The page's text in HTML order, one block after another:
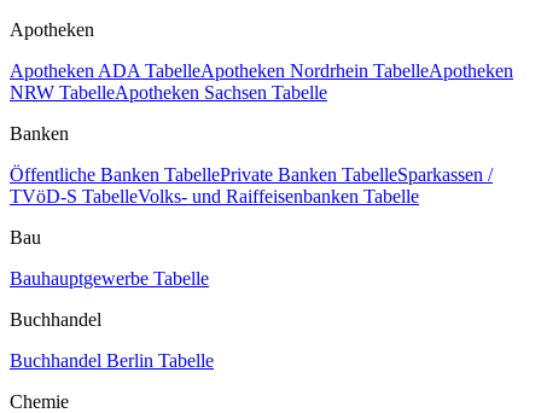
Apotheken
Apotheken ADA TabelleApotheken Nordrhein TabelleApotheken
NRW TabelleApotheken Sachsen Tabelle
Banken
Öffentliche Banken TabellePrivate Banken TabelleSparkassen /
TVöD-S TabelleVolks- und Raiffeisenbanken Tabelle
Bau
Bauhauptgewerbe Tabelle
Buchhandel
Buchhandel Berlin Tabelle
Chemie